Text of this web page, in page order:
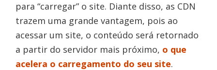
para “carregar” o site. Diante disso, as CDN
trazem uma grande vantagem, pois ao
acessar um site, o conteúdo será retornado
a partir do servidor mais próximo, o que
acelera o carregamento do seu site.